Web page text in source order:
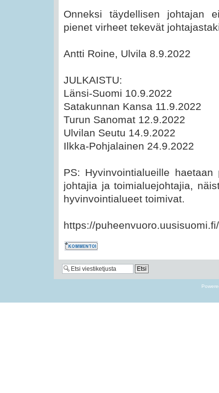
Onneksi täydellisen johtajan
pienet virheet tekevät
Antti Roine, Ulvila 8.9.2022
JULKAISTU:
Länsi-Suomi 10.9.2022
Satakunnan Kansa 11.9.2022
Turun Sanomat 12.9.2022
Ulvilan Seutu 14.9.2022
Ilkka-Pohjalainen 24.9.2022
PS: Hyvinvointialueille
johtajia ja toimialuejohtajia,
hyvinvointialueet toimivat.
https://
Kommentoi